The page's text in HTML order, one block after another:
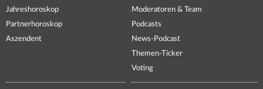
Jahreshoroskop
Partnerhoroskop
Aszendent
Moderatoren & Team
Podcasts
News-Podcast
Themen-Ticker
Voting